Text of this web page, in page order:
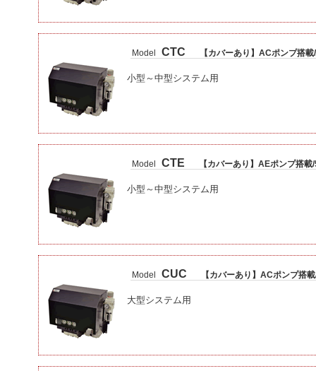
Model CTC 【カバーあり】ACポンプ搭
小型～中型システム用
Model CTE 【カバーあり】AEポンプ搭載
小型～中型システム用
Model CUC 【カバーあり】ACポンプ搭
大型システム用